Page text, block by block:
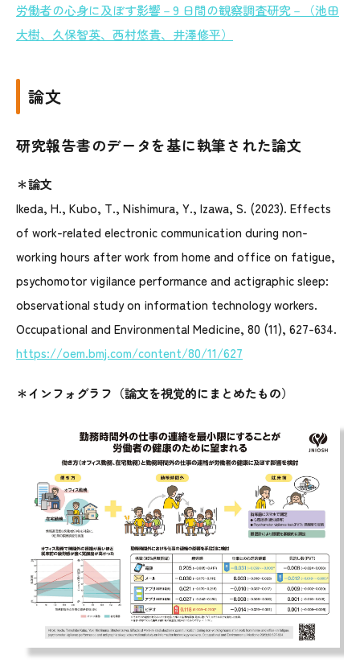
労働者の心身に及ぼす影響－9 日間の観察調査研究－（池田
大樹、久保智英、西村悠貴、井澤修平）
論文
研究報告書のデータを基に執筆された論文
＊論文
Ikeda, H., Kubo, T., Nishimura, Y., Izawa, S. (2023). Effects
of work-related electronic communication during non-
working hours after work from home and office on fatigue,
psychomotor vigilance performance and actigraphic sleep:
observational study on information technology workers.
Occupational and Environmental Medicine, 80 (11), 627-634.
https://oem.bmj.com/content/80/11/627
＊インフォグラフ（論文を視覚的にまとめたもの）